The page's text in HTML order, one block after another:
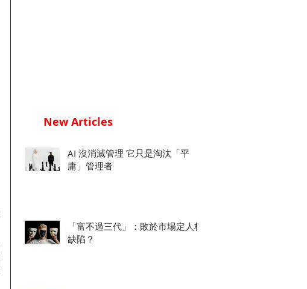
New Articles
AI 沒消滅管理 它只是淘汰「平
庸」管理者
「富不過三代」：敗於市場定人格
缺陷？